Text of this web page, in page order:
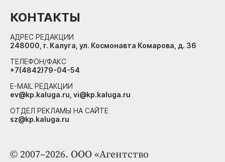
© 2007–2026. ООО «Агентство
КОНТАКТЫ
АДРЕС РЕДАКЦИИ
248000, г. Калуга, ул. Космонавта Комарова, д. 36
ТЕЛЕФОН/ФАКС
+7(4842)79-04-54
E-MAIL РЕДАКЦИИ
ev@kp.kaluga.ru, vi@kp.kaluga.ru
ОТДЕЛ РЕКЛАМЫ НА САЙТЕ
sz@kp.kaluga.ru